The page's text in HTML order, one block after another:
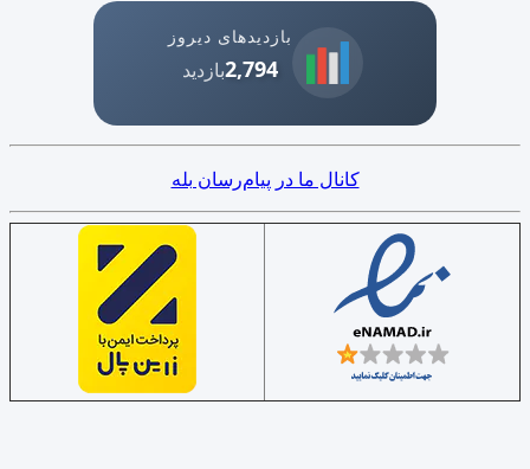
بازدیدهای دیروز
2,794بازدید
کانال ما در پیام‌رسان بله